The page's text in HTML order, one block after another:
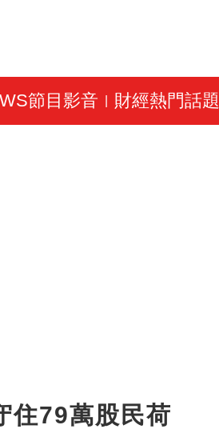
節目影音 財經熱門話題
住79萬股民荷